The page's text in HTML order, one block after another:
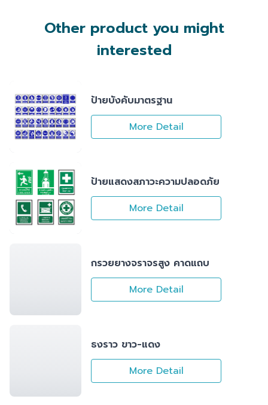
Other product you might
interested
ป้ายบังคับมาตรฐาน
More Detail
ป้ายแสดงสภาวะความปลอดภัย
More Detail
กรวยยางจราจรสูง คาดแถบ
More Detail
ธงราว ขาว-แดง
More Detail